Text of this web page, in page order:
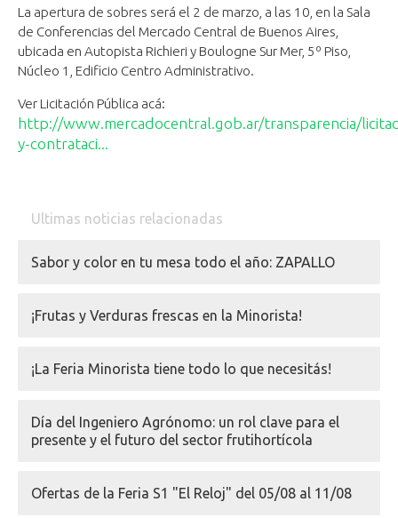
La apertura de sobres será el 2 de marzo, a las 10, en la Sala
de Conferencias del Mercado Central de Buenos Aires,
ubicada en Autopista Richieri y Boulogne Sur Mer, 5º Piso,
Núcleo 1, Edificio Centro Administrativo.
Ver Licitación Pública acá:
http://www.mercadocentral.gob.ar/transparencia/
y-contrataci...
Ultimas noticias relacionadas
Sabor y color en tu mesa todo el año: ZAPALLO
¡Frutas y Verduras frescas en la Minorista!
¡La Feria Minorista tiene todo lo que necesitás!
Día del Ingeniero Agrónomo: un rol clave para el
presente y el futuro del sector frutihortícola
Ofertas de la Feria S1 "El Reloj" del 05/08 al 11/08